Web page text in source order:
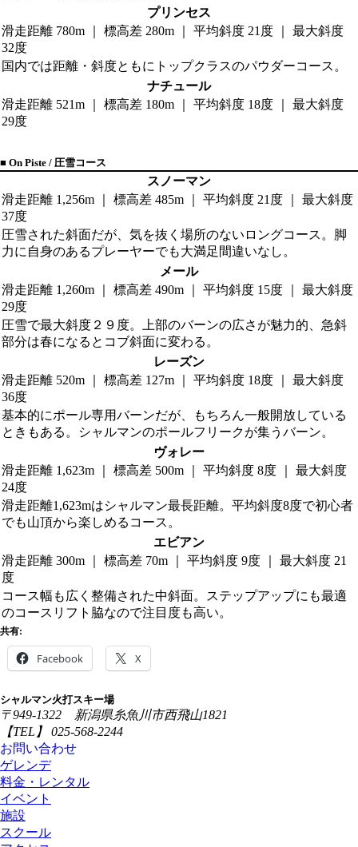
プリンセス
滑走距離 780m ｜ 標高差 280m ｜ 平均斜度 21度 ｜ 最大斜度
32度
国内では距離・斜度ともにトップクラスのパウダーコース。
ナチュール
滑走距離 521m ｜ 標高差 180m ｜ 平均斜度 18度 ｜ 最大斜度
29度
■ On Piste / 圧雪コース
スノーマン
滑走距離 1,256m ｜ 標高差 485m ｜ 平均斜度 21度 ｜ 最大斜度
37度
圧雪された斜面だが、気を抜く場所のないロングコース。脚
力に自身のあるプレーヤーでも大満足間違いなし。
メール
滑走距離 1,260m ｜ 標高差 490m ｜ 平均斜度 15度 ｜ 最大斜度
29度
圧雪で最大斜度２９度。上部のバーンの広さが魅力的、急斜
部分は春になるとコブ斜面に変わる。
レーズン
滑走距離 520m ｜ 標高差 127m ｜ 平均斜度 18度 ｜ 最大斜度
36度
基本的にポール専用バーンだが、もちろん一般開放している
ときもある。シャルマンのポールフリークが集うバーン。
ヴォレー
滑走距離 1,623m ｜ 標高差 500m ｜ 平均斜度 8度 ｜ 最大斜度
24度
滑走距離1,623mはシャルマン最長距離。平均斜度8度で初心者
でも山頂から楽しめるコース。
エビアン
滑走距離 300m ｜ 標高差 70m ｜ 平均斜度 9度 ｜ 最大斜度 21
度
コース幅も広く整備された中斜面。ステップアップにも最適
のコースリフト脇なので注目度も高い。
共有:
Facebook X
シャルマン火打スキー場
〒949-1322 新潟県糸魚川市西飛山1821
【TEL】 025-568-2244
お問い合わせ
ゲレンデ
料金・レンタル
イベント
施設
スクール